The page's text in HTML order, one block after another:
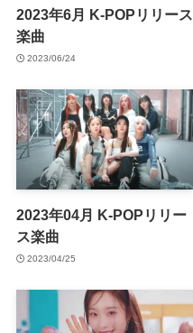
2023年6月 K-POPリリース
楽曲
2023/06/24
2023年04月 K-POPリリー
ス楽曲
2023/04/25